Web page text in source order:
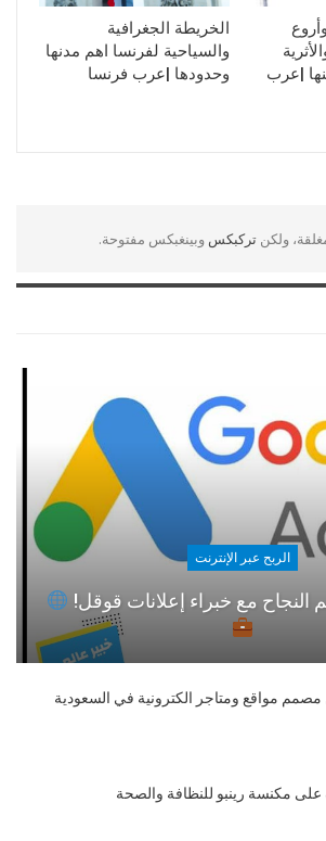
|عرب
الخريطة الجغرافية
والسياحية لفرنسا اهم مدنها
وحدودها |عرب فرنسا
ولكن تركبكس وبينغبكس مفتوحة.
الربح عبر الإنترنت
النجاح مع خبراء إعلانات قوقل!
مواقع ومتاجر الكترونية في السعودية
مكنسة رينبو للنظافة والصحة